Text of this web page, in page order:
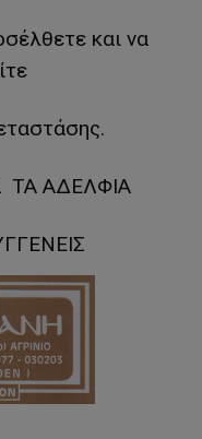
και να
ΤΑ ΑΔΕΛΦΙΑ